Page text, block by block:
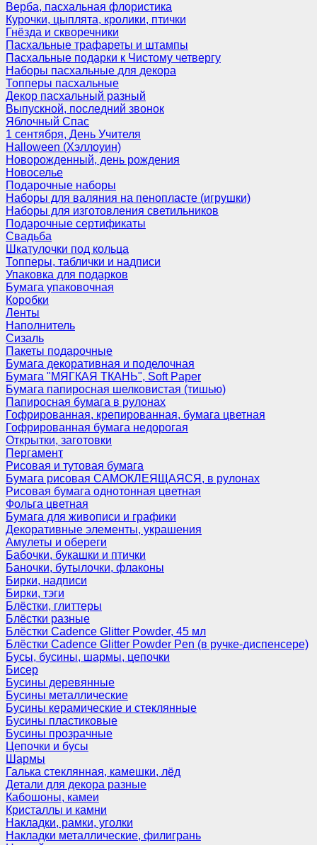
Верба, пасхальная флористика
Курочки, цыплята, кролики, птички
Гнёзда и скворечники
Пасхальные трафареты и штампы
Пасхальные подарки к Чистому четвергу
Наборы пасхальные для декора
Топперы пасхальные
Декор пасхальный разный
Выпускной, последний звонок
Яблочный Спас
1 сентября, День Учителя
Halloween (Хэллоуин)
Новорожденный, день рождения
Новоселье
Подарочные наборы
Наборы для валяния на пенопласте (игрушки)
Наборы для изготовления светильников
Подарочные сертификаты
Свадьба
Шкатулочки под кольца
Топперы, таблички и надписи
Упаковка для подарков
Бумага упаковочная
Коробки
Ленты
Наполнитель
Сизаль
Пакеты подарочные
Бумага декоративная и поделочная
Бумага "МЯГКАЯ ТКАНЬ", Soft Paper
Бумага папиросная шелковистая (тишью)
Папиросная бумага в рулонах
Гофрированная, крепированная, бумага цветная
Гофрированная бумага недорогая
Открытки, заготовки
Пергамент
Рисовая и тутовая бумага
Бумага рисовая САМОКЛЕЯЩАЯСЯ, в рулонах
Рисовая бумага однотонная цветная
Фольга цветная
Бумага для живописи и графики
Декоративные элементы, украшения
Амулеты и обереги
Бабочки, букашки и птички
Баночки, бутылочки, флаконы
Бирки, надписи
Бирки, тэги
Блёстки, глиттеры
Блёстки разные
Блёстки Cadence Glitter Powder, 45 мл
Блёстки Cadence Glitter Powder Pen (в ручке-диспенсере)
Бусы, бусины, шармы, цепочки
Бисер
Бусины деревянные
Бусины металлические
Бусины керамические и стеклянные
Бусины пластиковые
Бусины прозрачные
Цепочки и бусы
Шармы
Галька стеклянная, камешки, лёд
Детали для декора разные
Кабошоны, камеи
Кристаллы и камни
Накладки, рамки, уголки
Накладки металлические, филигрань